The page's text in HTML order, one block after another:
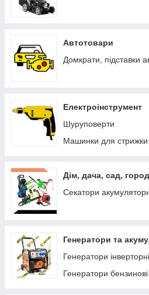
Автотовари
Домкрати, підставки
Електроінструмент
Шуруповерти
Машинки для стрижки
Дім, дача, сад, город
Секатори
Генератори та
Генератори інверторні
Генератори бензинові